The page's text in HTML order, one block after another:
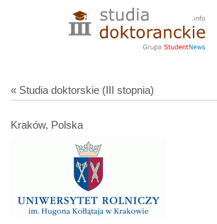
« Studia doktorskie (III stopnia)
Kraków, Polska